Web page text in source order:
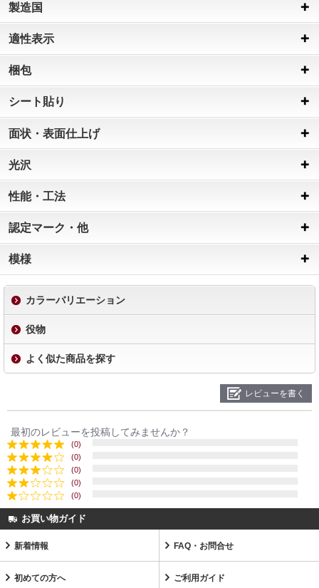
製造国
適性表示
梱包
シート貼り
面状・表面仕上げ
光沢
性能・工法
認定マーク・他
模様
カラーバリエーション
役物
よく似た商品を探す
レビューを書く
最初のレビューを投稿してみませんか？
(0)
(0)
(0)
(0)
(0)
お買い物ガイド
新着情報 FAQ・お問合せ
初めての方へ ご利用ガイド